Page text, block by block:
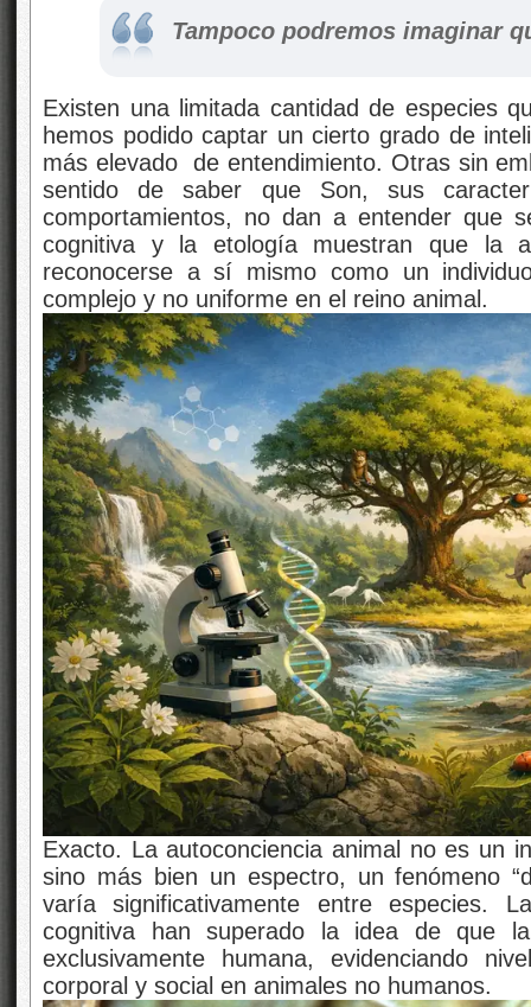
Tampoco podremos imaginar
Existen una limitada cantidad de especies
hemos podido captar un cierto grado de
más elevado de entendimiento. Otras sin
sentido de saber que Son, sus
comportamientos, no dan a entender que
cognitiva y la etología muestran que la
reconocerse a sí mismo como un
complejo y no uniforme en el reino animal.
Exacto. La autoconciencia animal no es un
sino más bien un espectro, un fenómeno
varía significativamente entre especies.
cognitiva han superado la idea de que
exclusivamente humana, evidenciando
corporal y social en animales no humanos.